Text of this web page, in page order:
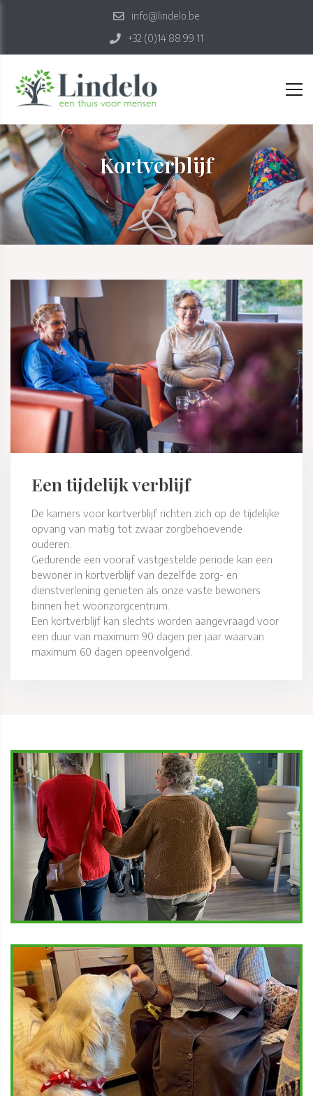
info@lindelo.be
+32 (0)14 88 99 11
Kortverblijf
Een tijdelijk verblijf
De kamers voor kortverblijf richten zich op de tijdelijke
opvang van matig tot zwaar zorgbehoevende
ouderen.
Gedurende een vooraf vastgestelde periode kan een
bewoner in kortverblijf van dezelfde zorg- en
dienstverlening genieten als onze vaste bewoners
binnen het woonzorgcentrum.
Een kortverblijf kan slechts worden aangevraagd voor
een duur van maximum 90 dagen per jaar waarvan
maximum 60 dagen opeenvolgend.